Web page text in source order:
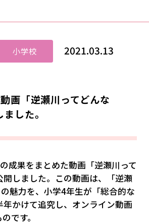
小学校 2021.03.13
画「逆瀬川ってどんな
した。
成果をまとめた動画「逆瀬川って
開しました。この動画は、「逆瀬
魅力を、小学4年生が「総合的な
かけて追究し、オンライン動画
です。